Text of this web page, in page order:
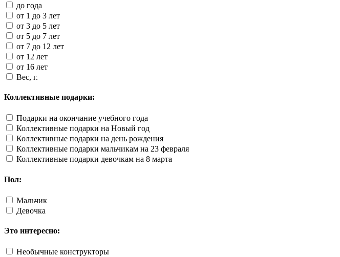
до года
от 1 до 3 лет
от 3 до 5 лет
от 5 до 7 лет
от 7 до 12 лет
от 12 лет
от 16 лет
Вес, г.
Коллективные подарки:
Подарки на окончание учебного года
Коллективные подарки на Новый год
Коллективные подарки на день рождения
Коллективные подарки мальчикам на 23 февраля
Коллективные подарки девочкам на 8 марта
Пол:
Мальчик
Девочка
Это интересно:
Необычные конструкторы